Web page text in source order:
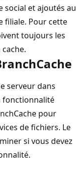
social et ajoutés au
filiale. Pour cette
toujours les
serveur dans
fonctionnalité
pour
de fichiers. Le
si vous devez